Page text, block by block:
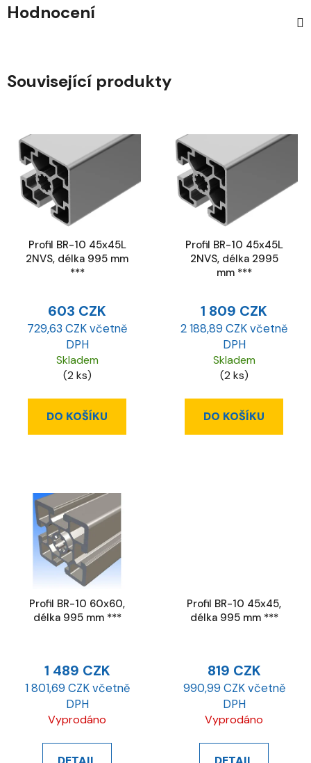
Hodnocení
Související produkty
Profil BR-10 45x45L
2NVS, délka 995 mm
***
603 CZK
729,63 CZK včetně
DPH
Skladem
(2 ks)
DO KOŠÍKU
Profil BR-10 45x45L
2NVS, délka 2995
mm ***
1 809 CZK
2 188,89 CZK včetně
DPH
Skladem
(2 ks)
DO KOŠÍKU
Profil BR-10 60x60,
délka 995 mm ***
1 489 CZK
1 801,69 CZK včetně
DPH
Vyprodáno
Profil BR-10 45x45,
délka 995 mm ***
819 CZK
990,99 CZK včetně
DPH
Vyprodáno